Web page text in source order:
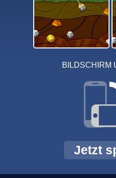
BILDSCHIRM
Jetzt